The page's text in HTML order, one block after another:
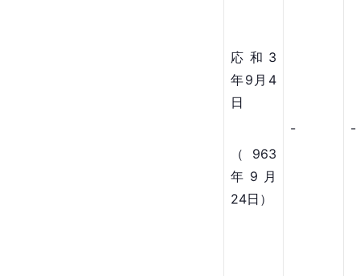
応和3
年9月4
日
（963
年9月
24日）
- -